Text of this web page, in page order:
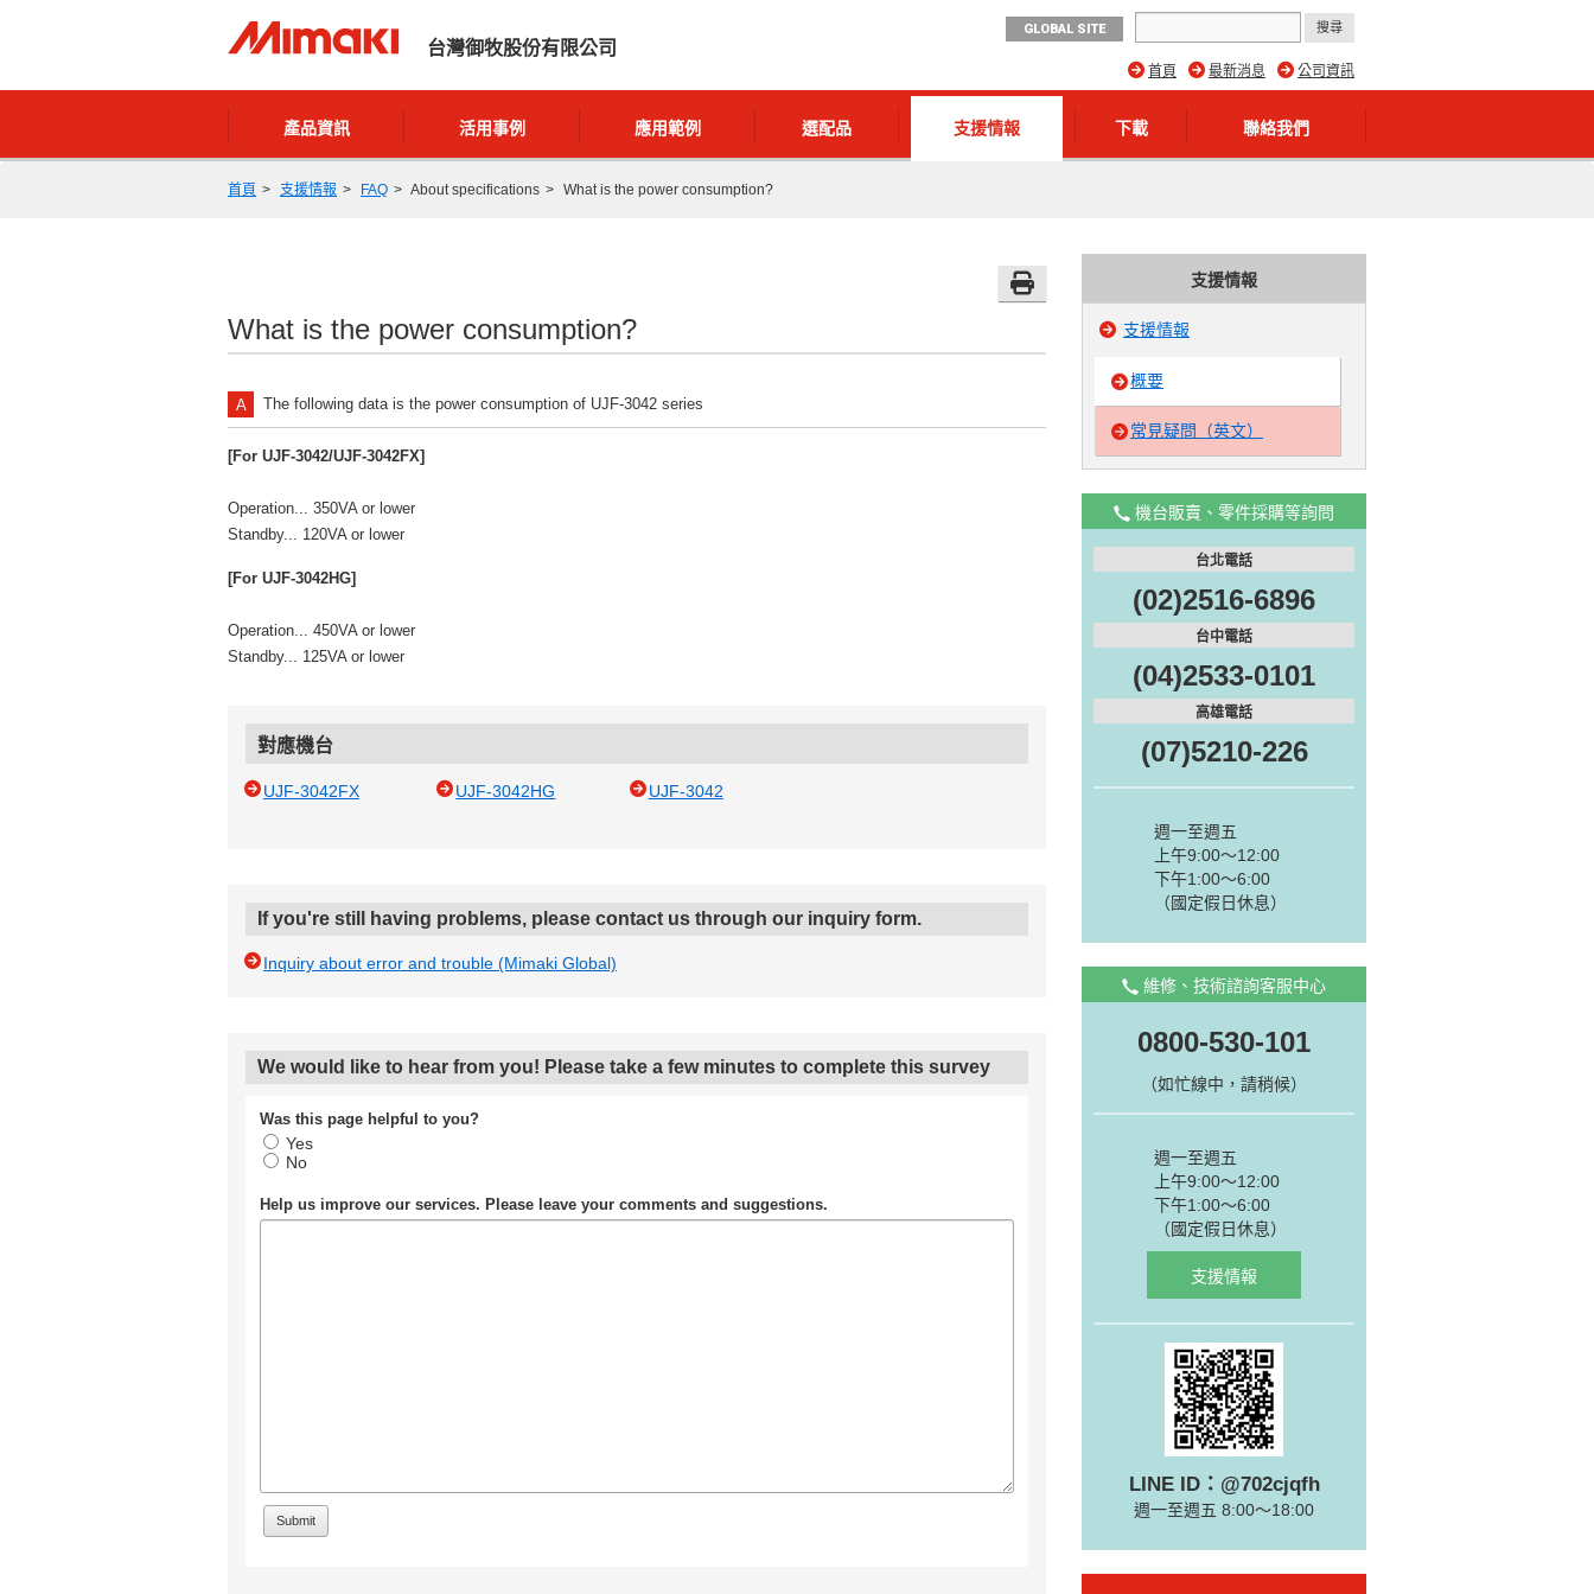
台灣御牧股份有限公司
GLOBAL SITE
公司資訊
最新消息
首頁
產品資訊 活用事例 應用範例 選配品 支援情報 下載 聯絡我們
首頁 支援情報 FAQ About specifications What is the power consumption?
What is the power consumption?
The following data is the power consumption of UJF-3042 series
[For UJF-3042/UJF-3042FX]
Operation... 350VA or lower
Standby... 120VA or lower
[For UJF-3042HG]
Operation... 450VA or lower
Standby... 125VA or lower
對應機台
UJF-3042FX UJF-3042HG UJF-3042
If you're still having problems, please contact us through our inquiry form.
Inquiry about error and trouble (Mimaki Global)
We would like to hear from you! Please take a few minutes to complete this survey
Was this page helpful to you?
Yes
No
Help us improve our services. Please leave your comments and suggestions.
支援情報
支援情報
概要
常見疑問（英文）
機台販賣、零件採購等詢問
台北電話
(02)2516-6896
台中電話
(04)2533-0101
高雄電話
(07)5210-226
週一至週五
上午9:00～12:00
下午1:00～6:00
（國定假日休息）
維修、技術諮詢客服中心
0800-530-101
（如忙線中，請稍候）
週一至週五
上午9:00～12:00
下午1:00～6:00
（國定假日休息）
支援情報
LINE ID：@702cjqfh
週一至週五 8:00～18:00